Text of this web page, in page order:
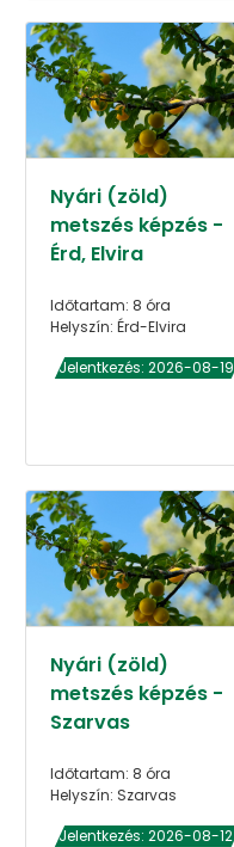
Nyári (zöld)
metszés képzés -
Érd, Elvira
Időtartam: 8 óra
Helyszín: Érd-Elvira
Jelentkezés: 2026-08-19
Nyári (zöld)
metszés képzés -
Szarvas
Időtartam: 8 óra
Helyszín: Szarvas
Jelentkezés: 2026-08-12